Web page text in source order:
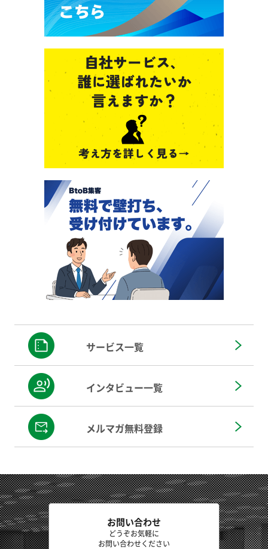
サービス一覧
インタビュー一覧
メルマガ無料登録
お問い合わせ
どうぞお気軽に
お問い合わせください